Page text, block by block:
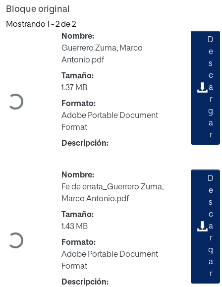
Bloque original
Mostrando 1 - 2 de 2
Cargando...
Nombre:
Guerrero Zuma, Marco
Antonio.pdf
Tamaño:
1.37 MB
Formato:
Adobe Portable Document
Format
Descripción:
D
e
s
c
a
r
g
a
r
Cargando...
Nombre:
Fe de errata_Guerrero Zuma,
Marco Antonio.pdf
Tamaño:
1.43 MB
Formato:
Adobe Portable Document
Format
Descripción:
D
e
s
c
a
r
g
a
r